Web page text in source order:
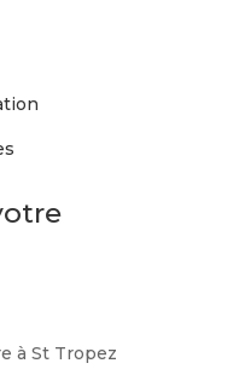
à St Tropez